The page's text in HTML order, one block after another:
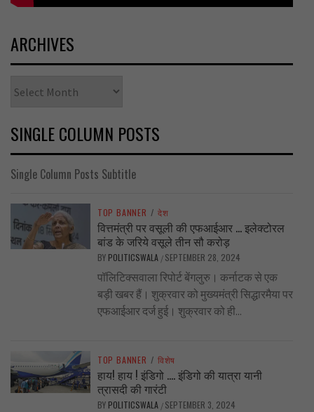
ARCHIVES
SINGLE COLUMN POSTS
Single Column Posts Subtitle
TOP BANNER / देश
वित्तमंत्री पर वसूली की एफआईआर … इलेक्टोरल
बांड के जरिये वसूले तीन सौ करोड़
BY POLITICSWALA / SEPTEMBER 28, 2024
पॉलिटिक्सवाला रिपोर्ट बेंगलुरु। कर्नाटक से एक
बड़ी खबर हैं। शुक्रवार को मुख्यमंत्री सिद्धारमैया पर
एफआईआर दर्ज हुई। शुक्रवार को ही...
TOP BANNER / विशेष
हाय! हाय ! इंडिगो …. इंडिगो की यात्रा यानी
त्रासदी की गारंटी
BY POLITICSWALA / SEPTEMBER 3, 2024